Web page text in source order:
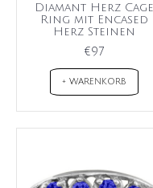
Diamant Herz Cage
Ring mit Encased
Herz Steinen
€97
+ WARENKORB